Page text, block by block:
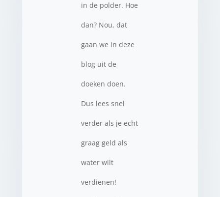
in de polder. Hoe
dan? Nou, dat
gaan we in deze
blog uit de
doeken doen.
Dus lees snel
verder als je echt
graag geld als
water wilt
verdienen!